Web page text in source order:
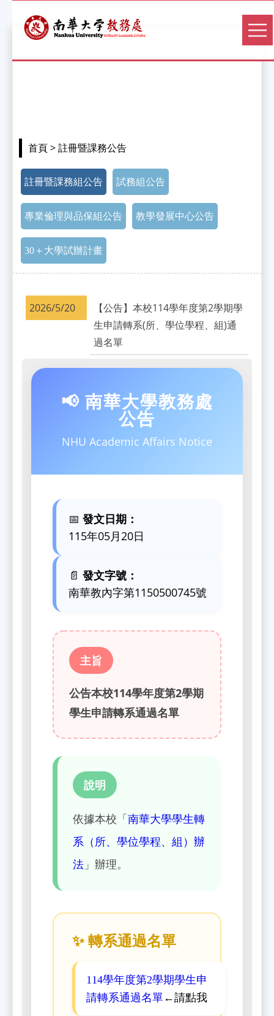
首頁 > 註冊暨課務公告
註冊暨課務組公告 試務組公告
專業倫理與品保組公告 教學發展中心公告
30＋大學試辦計畫
2026/5/20
【公告】本校114學年度第2學期學
生申請轉系(所、學位學程、組)通
過名單
📢 南華大學教務處
公告
NHU Academic Affairs Notice
📅 發文日期：
115年05月20日
📄 發文字號：
南華教內字第1150500745號
主旨
公告本校114學年度第2學期
學生申請轉系通過名單
說明
依據本校「南華大學學生轉
系（所、學位學程、組）辦
法 」辦理。
✨ 轉系通過名單
114學年度第2學期學生申
請轉系通過名單←請點我